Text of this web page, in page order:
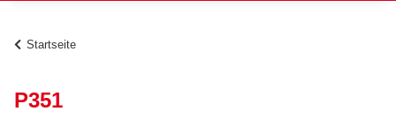
Startseite
P351